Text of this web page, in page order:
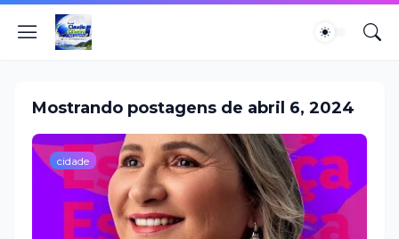
Mostrando postagens de abril 6, 2024
cidade